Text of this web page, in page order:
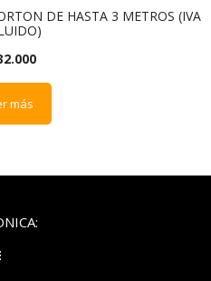
DE HASTA 3 METROS (IVA
más